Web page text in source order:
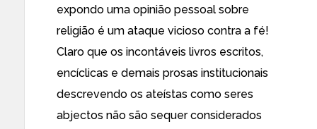
expondo uma opinião pessoal sobre
religião é um ataque vicioso contra a fé!
Claro que os incontáveis livros escritos,
encíclicas e demais prosas institucionais
descrevendo os ateístas como seres
abjectos não são sequer considerados